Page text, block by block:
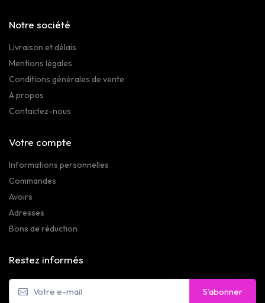
Notre société
Livraison et délais
Mentions légales
Conditions générales de vente
A propos
Contactez-nous
Votre compte
Informations personnelles
Commandes
Avoirs
Adresses
Bons de réduction
Restez informés
S’abonner